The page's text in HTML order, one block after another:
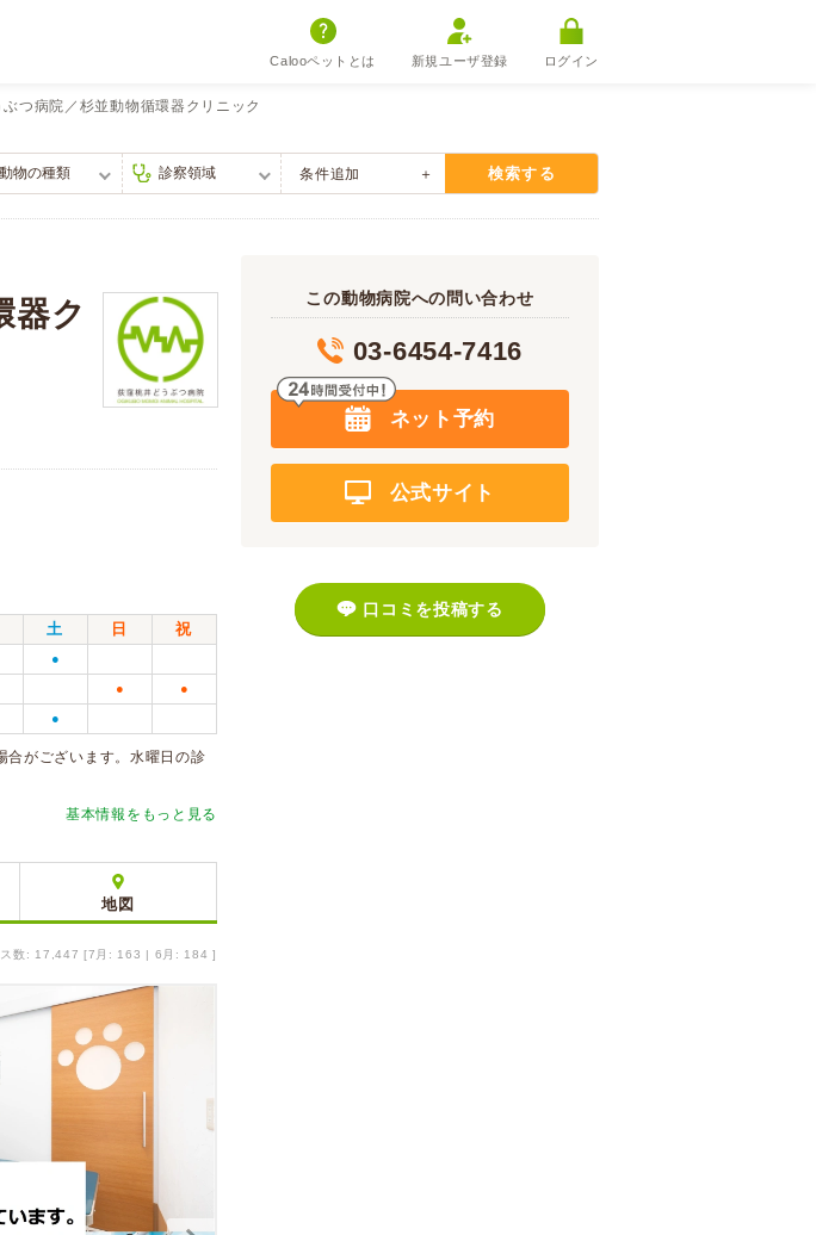
Calooペットとは 新規ユーザ登録 ログイン
つ病院／杉並動物循環器クリニック
条件追加 検索する
器ク
土 日
祝
●
● ●
●
がございます。水曜日の診
基本情報をもっと見る
地図
ス数: 17,447 [7月: 163 | 6月: 184 ]
この動物病院への問い合わせ
03-6454-7416
ネット予約
公式サイト
口コミを投稿する